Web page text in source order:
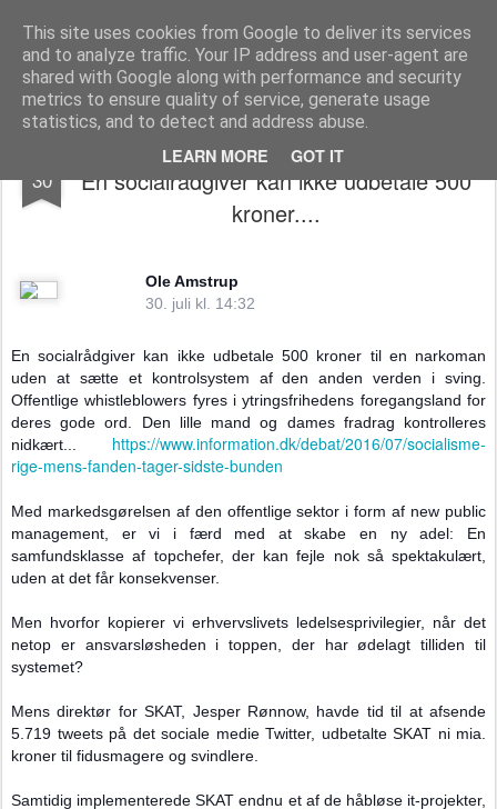
This site uses cookies from Google to deliver its services
and to analyze traffic. Your IP address and user-agent are
shared with Google along with performance and security
metrics to ensure quality of service, generate usage
statistics, and to detect and address abuse.
LEARN MORE GOT IT
The universe is eternal, infinite and vibrant, a conscious cosmos
Pages
30
Nyt fra Pengene, magten og demokratiet -
En socialrådgiver kan ikke udbetale 500
kroner....
Ole Amstrup
30. juli kl. 14:32
En socialrådgiver kan ikke udbetale 500 kroner til en narkoman
uden at sætte et kontrolsystem af den anden verden i sving.
Offentlige whistleblowers fyres i ytringsfrihedens foregangsland for
deres gode ord. Den lille mand og dames fradrag kontrolleres
nidkært... https://www.information.dk/debat/2016/07/socialisme-
rige-mens-fanden-tager-sidste-bunden
Med markedsgørelsen af den offentlige sektor i form af new public
management, er vi i færd med at skabe en ny adel: En
samfundsklasse af topchefer, der kan fejle nok så spektakulært,
uden at det får konsekvenser.
Men hvorfor kopierer vi erhvervslivets ledelsesprivilegier, når det
netop er ansvarsløsheden i toppen, der har ødelagt tilliden til
systemet?
Mens direktør for SKAT, Jesper Rønnow, havde tid til at afsende
5.719 tweets på det sociale medie Twitter, udbetalte SKAT ni mia.
kroner til fidusmagere og svindlere.
Samtidig implementerede SKAT endnu et af de håbløse it-projekter,